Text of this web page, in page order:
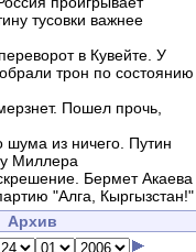
тусовки важнее
в Кувейте. У
трон по состоянию
Пошел прочь,
из ничего. Путин
Миллера
Бермет Акаева
"Алга, Кыргызстан!"
Архив